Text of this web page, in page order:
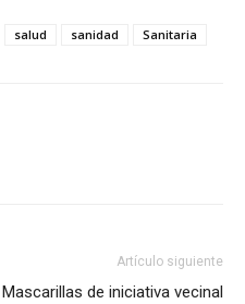
salud sanidad Sanitaria
Artículo siguiente
Mascarillas de iniciativa vecinal